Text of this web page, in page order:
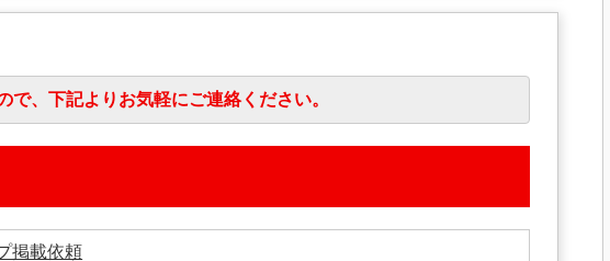
、下記よりお気軽にご連絡ください。
掲載依頼